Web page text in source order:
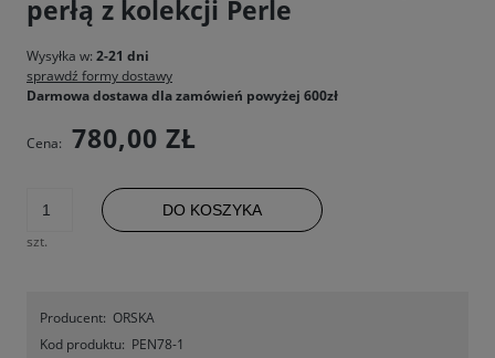
perłą z kolekcji Perle
Wysyłka w: 2-21 dni
sprawdź formy dostawy
Darmowa dostawa dla zamówień powyżej 600zł
Cena: 780,00 ZŁ
szt.
DO KOSZYKA
Producent: ORSKA
Kod produktu: PEN78-1